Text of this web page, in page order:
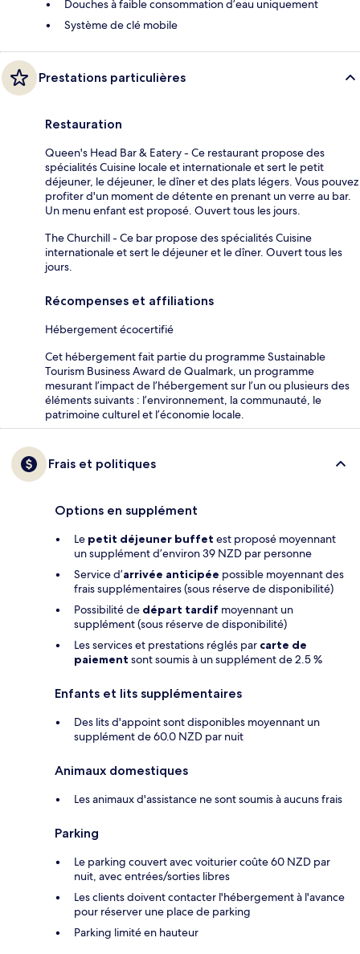
Douches à faible consommation d’eau uniquement
Système de clé mobile
Prestations particulières
Restauration
Queen's Head Bar & Eatery - Ce restaurant propose des
spécialités Cuisine locale et internationale et sert le petit
déjeuner, le déjeuner, le dîner et des plats légers. Vous pouvez
profiter d'un moment de détente en prenant un verre au bar.
Un menu enfant est proposé. Ouvert tous les jours.
The Churchill - Ce bar propose des spécialités Cuisine
internationale et sert le déjeuner et le dîner. Ouvert tous les
jours.
Récompenses et affiliations
Hébergement écocertifié
Cet hébergement fait partie du programme Sustainable
Tourism Business Award de Qualmark, un programme
mesurant l’impact de l’hébergement sur l’un ou plusieurs des
éléments suivants : l’environnement, la communauté, le
patrimoine culturel et l’économie locale.
Frais et politiques
Options en supplément
Le petit déjeuner buffet est proposé moyennant
un supplément d’environ 39 NZD par personne
Service d’arrivée anticipée possible moyennant des
frais supplémentaires (sous réserve de disponibilité)
Possibilité de départ tardif moyennant un
supplément (sous réserve de disponibilité)
Les services et prestations réglés par carte de
paiement sont soumis à un supplément de 2.5 %
Enfants et lits supplémentaires
Des lits d'appoint sont disponibles moyennant un
supplément de 60.0 NZD par nuit
Animaux domestiques
Les animaux d'assistance ne sont soumis à aucuns frais
Parking
Le parking couvert avec voiturier coûte 60 NZD par
nuit, avec entrées/sorties libres
Les clients doivent contacter l'hébergement à l'avance
pour réserver une place de parking
Parking limité en hauteur